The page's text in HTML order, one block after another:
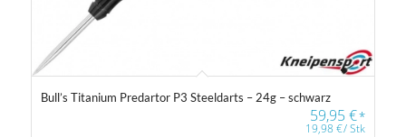
Bull’s Titanium Predartor P3 Steeldarts – 24g – schwarz
59,95€*
19,98€/Stk